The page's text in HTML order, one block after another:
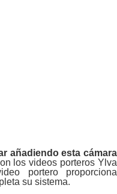
añadiendo esta cámara
los videos porteros Ylva
portero proporciona
su sistema.